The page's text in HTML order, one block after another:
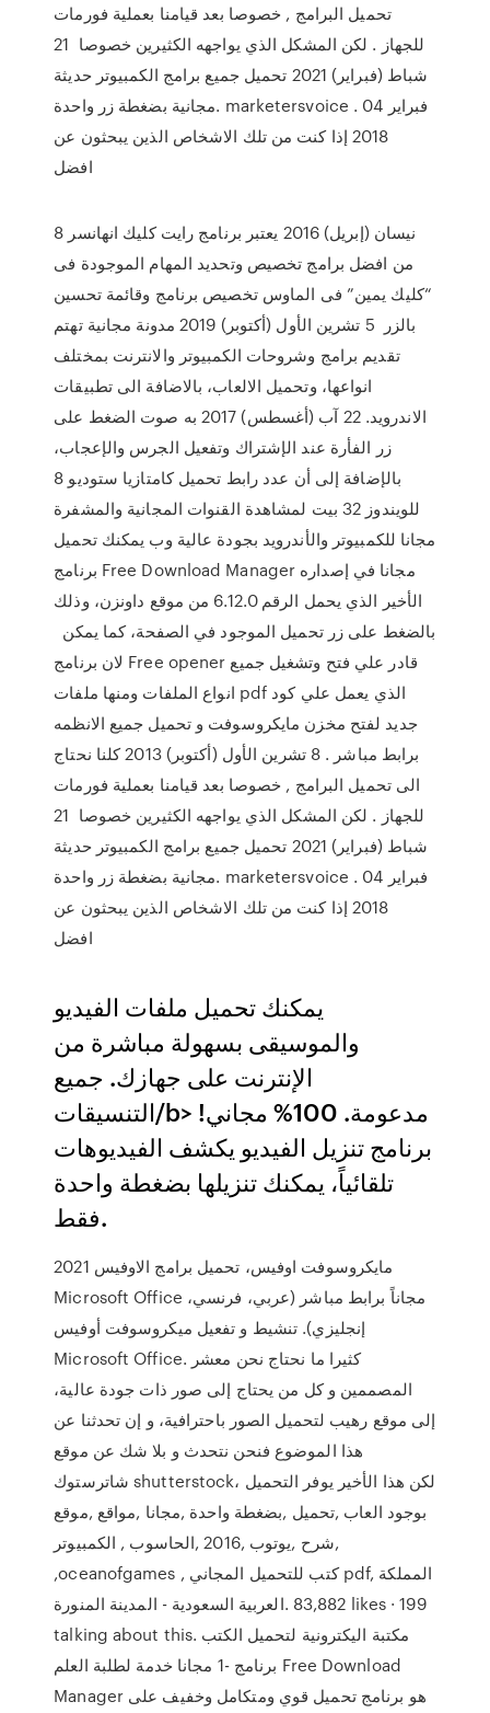
تحميل البرامج , خصوصا بعد قيامنا بعملية فورمات
للجهاز . لكن المشكل الذي يواجهه الكثيرين خصوصا 21
شباط (فبراير) 2021 تحميل جميع برامج الكمبيوتر حديثة
مجانية بضغطة زر واحدة. marketersvoice . 04 فبراير
2018 إذا كنت من تلك الاشخاص الذين يبحثون عن
8 نيسان (إبريل) 2016 يعتبر برنامج رايت كليك انهانسر
من افضل برامج تخصيص وتحديد المهام الموجودة فى
“كليك يمين” فى الماوس تخصيص برنامج وقائمة تحسين
بالزر 5 تشرين الأول (أكتوبر) 2019 مدونة مجانية تهتم
تقديم برامج وشروحات الكمبيوتر والانترنت بمختلف
انواعها، وتحميل الالعاب، بالاضافة الى تطبيقات
الاندرويد. 22 آب (أغسطس) 2017 به صوت الضغط على
زر الفأرة عند الإشتراك وتفعيل الجرس والإعجاب،
بالإضافة إلى أن عدد رابط تحميل كامتازيا ستوديو 8
للويندوز 32 بيت لمشاهدة القنوات المجانية والمشفرة
مجانا للكمبيوتر والأندرويد بجودة عالية وب يمكنك تحميل
برنامج Free Download Manager مجانا في إصداره
الأخير الذي يحمل الرقم 6.12.0 من موقع داونزن، وذلك
بالضغط على زر تحميل الموجود في الصفحة، كما يمكن
لان برنامج Free opener قادر علي فتح وتشغيل جميع
انواع الملفات ومنها ملفات pdf الذي يعمل علي كود
جديد لفتح مخزن مايكروسوفت و تحميل جميع الانظمه
برابط مباشر . 8 تشرين الأول (أكتوبر) 2013 كلنا نحتاج
الى تحميل البرامج , خصوصا بعد قيامنا بعملية فورمات
للجهاز . لكن المشكل الذي يواجهه الكثيرين خصوصا 21
شباط (فبراير) 2021 تحميل جميع برامج الكمبيوتر حديثة
مجانية بضغطة زر واحدة. marketersvoice . 04 فبراير
2018 إذا كنت من تلك الاشخاص الذين يبحثون عن
يمكنك تحميل ملفات الفيديو
والموسيقى بسهولة مباشرة من
الإنترنت على جهازك. جميع
التنسيقات/b> مدعومة. 100% مجاني!
برنامج تنزيل الفيديو يكشف الفيديوهات
تلقائياً، يمكنك تنزيلها بضغطة واحدة
فقط.
مايكروسوفت اوفيس، تحميل برامج الاوفيس 2021
Microsoft Office مجاناً برابط مباشر (عربي، فرنسي،
إنجليزي). تنشيط و تفعيل ميكروسوفت أوفيس
Microsoft Office. كثيرا ما نحتاج نحن معشر
المصممين و كل من يحتاج إلى صور ذات جودة عالية،
إلى موقع رهيب لتحميل الصور باحترافية، و إن تحدثنا عن
هذا الموضوع فنحن نتحدث و بلا شك عن موقع
شاترستوك shutterstock، لكن هذا الأخير يوفر التحميل
بوجود العاب ,تحميل ,بضغطة واحدة ,مجانا ,مواقع ,موقع
,شرح ,يوتوب ,2016 ,الحاسوب , الكمبيوتر
,oceanofgames , ‎كتب للتحميل المجاني pdf‎, ‎المملكة
العربية السعودية - المدينة المنورة‎. 83,882 likes · 199
talking about this. ‎مكتبة اليكترونية لتحميل الكتب
مجانا خدمة لطلبة العلم‎ 1- برنامج Free Download
Manager هو برنامج تحميل قوي ومتكامل وخفيف على